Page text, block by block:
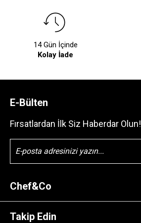
14 Gün İçinde
Kolay İade
E-Bülten
Fırsatlardan İlk Siz Haberdar Olun!
Chef&Co
Takip Edin